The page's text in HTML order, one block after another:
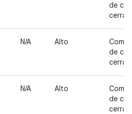
de
N/A Alto
de
N/A Alto
de